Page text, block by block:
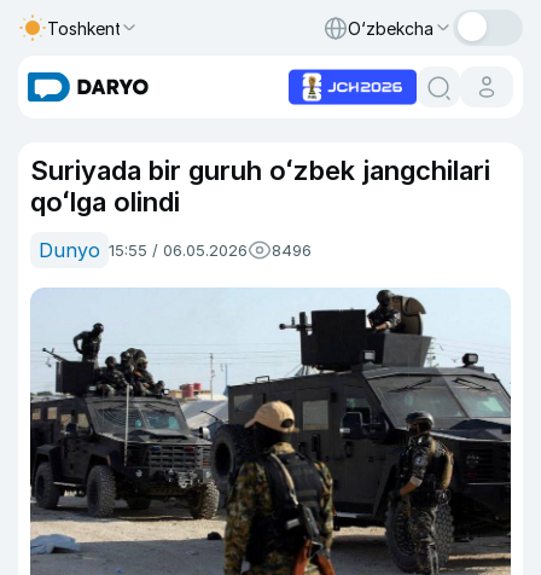
Toshkent O‘zbekcha
Suriyada bir guruh oʻzbek jangchilari
qoʻlga olindi
Dunyo 15:55 / 06.05.2026 8496